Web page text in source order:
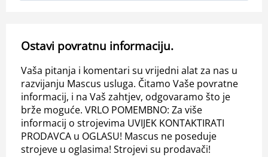
Ostavi povratnu informaciju.
Vaša pitanja i komentari su vrijedni alat za nas u
razvijanju Mascus usluga. Čitamo Vaše povratne
informacij, i na Vaš zahtjev, odgovaramo što je
brže moguće. VRLO POMEMBNO: Za više
informacij o strojevima UVIJEK KONTAKTIRATI
PRODAVCA u OGLASU! Mascus ne poseduje
strojeve u oglasima! Strojevi su prodavači!